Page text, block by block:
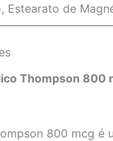
Estearato de
Thompson 800
800 mcg é